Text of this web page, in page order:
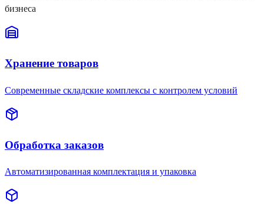
бизнеса
Хранение товаров
Современные складские комплексы с контролем условий
Обработка заказов
Автоматизированная комплектация и упаковка